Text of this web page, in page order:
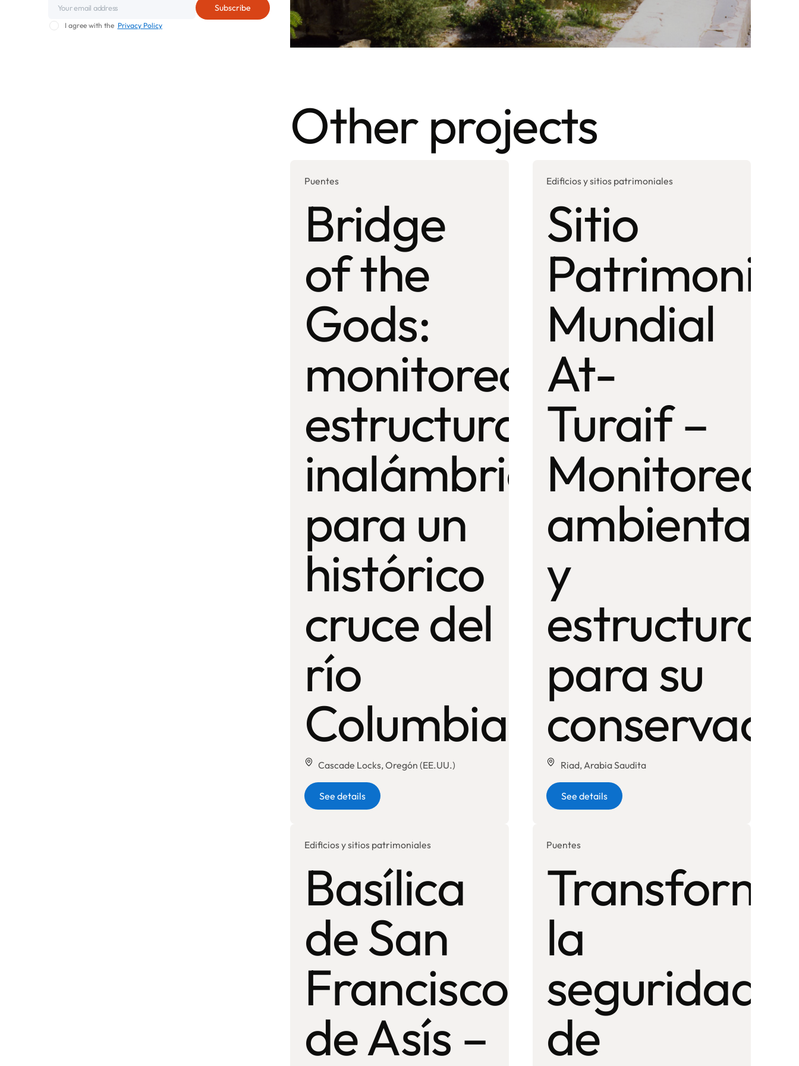
I agree with the Privacy Policy
Other projects
Puentes
Bridge
of the
Gods:
monitoreo
estructural
inalámbrico
para un
histórico
cruce del
río
Columbia
Cascade Locks, Oregón (EE.UU.)
See details
Edificios y sitios patrimoniales
Sitio
Patrimonio
Mundial
At-
Turaif –
Monitoreo
ambiental
y
estructural
para su
Riad, Arabia Saudita
See details
Edificios y sitios patrimoniales
Basílica
de San
Francisco
de Asís –
Puentes
la
seguridad
de